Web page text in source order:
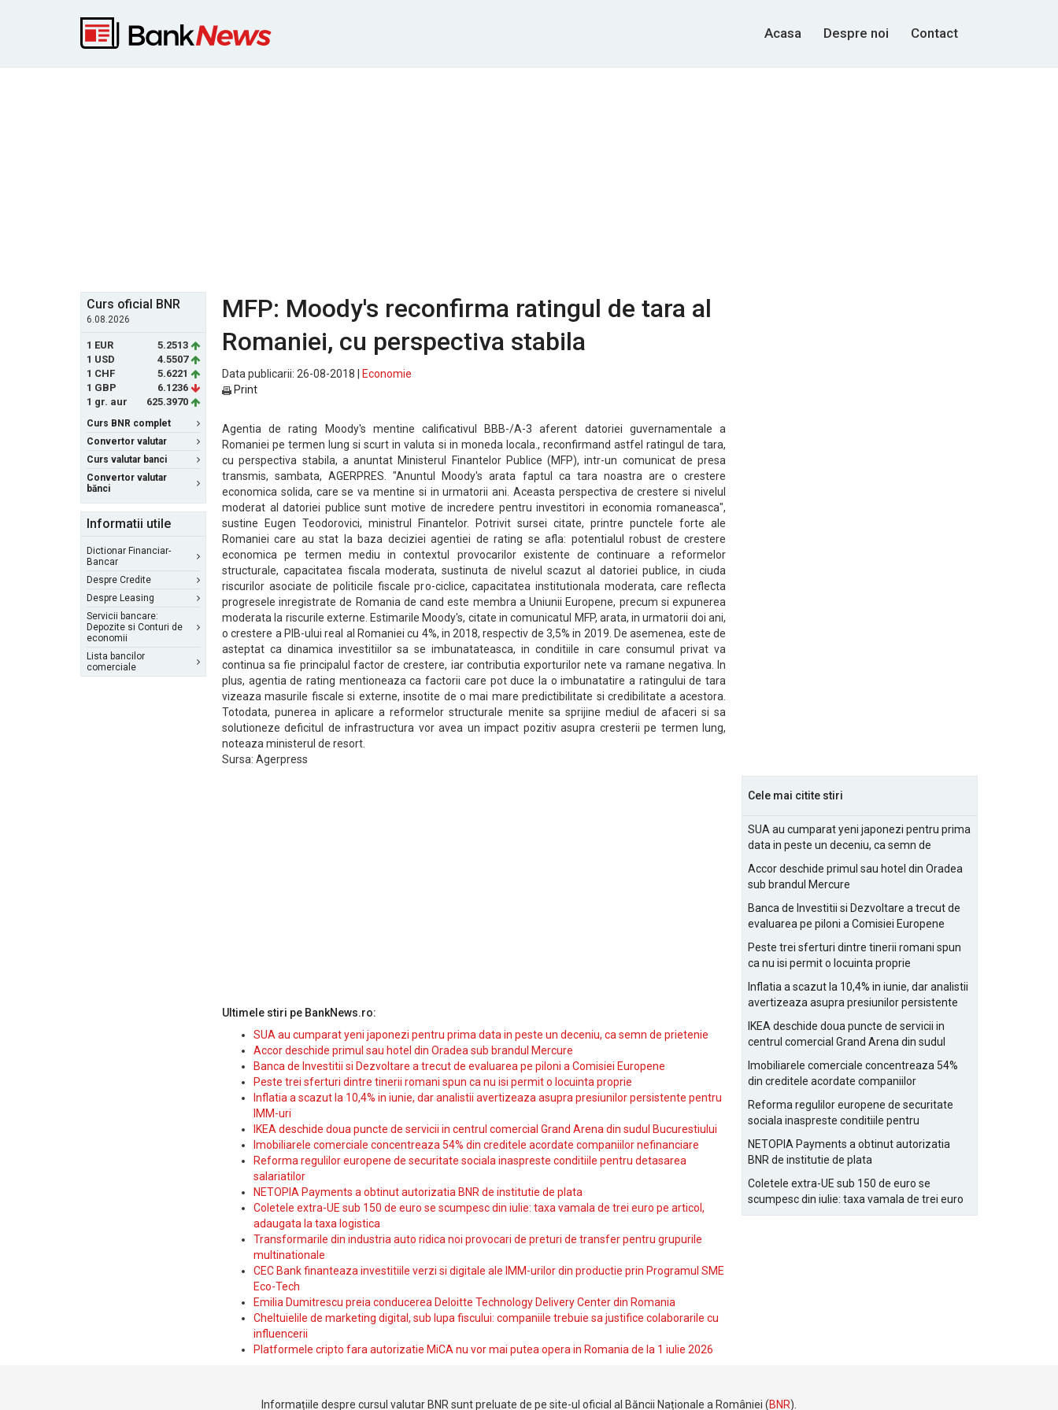
Acasa Despre noi Contact
Curs oficial BNR
6.08.2026
1 EUR
5.2513
1 USD
4.5507
1 CHF
5.6221
1 GBP
6.1236
1 gr. aur
625.3970
Curs BNR complet
Convertor valutar
Curs valutar banci
Convertor valutar
bănci
Informatii utile
Dictionar Financiar-
Bancar
Despre Credite
Despre Leasing
Servicii bancare:
Depozite si Conturi de
economii
Lista bancilor
comerciale
MFP: Moody's reconfirma ratingul de tara al
Romaniei, cu perspectiva stabila
Data publicarii: 26-08-2018 |
Economie
Print
Agentia de rating Moody's mentine calificativul BBB-/A-3 aferent datoriei guvernamentale a
Romaniei pe termen lung si scurt in valuta si in moneda locala., reconfirmand astfel ratingul de tara,
cu perspectiva stabila, a anuntat Ministerul Finantelor Publice (MFP), intr-un comunicat de presa
transmis, sambata, AGERPRES. "Anuntul Moody's arata faptul ca tara noastra are o crestere
economica solida, care se va mentine si in urmatorii ani. Aceasta perspectiva de crestere si nivelul
moderat al datoriei publice sunt motive de incredere pentru investitori in economia romaneasca",
sustine Eugen Teodorovici, ministrul Finantelor. Potrivit sursei citate, printre punctele forte ale
Romaniei care au stat la baza deciziei agentiei de rating se afla: potentialul robust de crestere
economica pe termen mediu in contextul provocarilor existente de continuare a reformelor
structurale, capacitatea fiscala moderata, sustinuta de nivelul scazut al datoriei publice, in ciuda
riscurilor asociate de politicile fiscale pro-ciclice, capacitatea institutionala moderata, care reflecta
progresele inregistrate de Romania de cand este membra a Uniunii Europene, precum si expunerea
moderata la riscurile externe. Estimarile Moody's, citate in comunicatul MFP, arata, in urmatorii doi ani,
o crestere a PIB-ului real al Romaniei cu 4%, in 2018, respectiv de 3,5% in 2019. De asemenea, este de
asteptat ca dinamica investitiilor sa se imbunatateasca, in conditiile in care consumul privat va
continua sa fie principalul factor de crestere, iar contributia exporturilor nete va ramane negativa. In
plus, agentia de rating mentioneaza ca factorii care pot duce la o imbunatatire a ratingului de tara
vizeaza masurile fiscale si externe, insotite de o mai mare predictibilitate si credibilitate a acestora.
Totodata, punerea in aplicare a reformelor structurale menite sa sprijine mediul de afaceri si sa
solutioneze deficitul de infrastructura vor avea un impact pozitiv asupra cresterii pe termen lung,
noteaza ministerul de resort.
Sursa: Agerpress
Ultimele stiri pe BankNews.ro:
SUA au cumparat yeni japonezi pentru prima data in peste un deceniu, ca semn de prietenie
Accor deschide primul sau hotel din Oradea sub brandul Mercure
Banca de Investitii si Dezvoltare a trecut de evaluarea pe piloni a Comisiei Europene
Peste trei sferturi dintre tinerii romani spun ca nu isi permit o locuinta proprie
Inflatia a scazut la 10,4% in iunie, dar analistii avertizeaza asupra presiunilor persistente pentru
IMM-uri
IKEA deschide doua puncte de servicii in centrul comercial Grand Arena din sudul Bucurestiului
Imobiliarele comerciale concentreaza 54% din creditele acordate companiilor nefinanciare
Reforma regulilor europene de securitate sociala inaspreste conditiile pentru detasarea
salariatilor
NETOPIA Payments a obtinut autorizatia BNR de institutie de plata
Coletele extra-UE sub 150 de euro se scumpesc din iulie: taxa vamala de trei euro pe articol,
adaugata la taxa logistica
Transformarile din industria auto ridica noi provocari de preturi de transfer pentru grupurile
multinationale
CEC Bank finanteaza investitiile verzi si digitale ale IMM-urilor din productie prin Programul SME
Eco-Tech
Emilia Dumitrescu preia conducerea Deloitte Technology Delivery Center din Romania
Cheltuielile de marketing digital, sub lupa fiscului: companiile trebuie sa justifice colaborarile cu
influencerii
Platformele cripto fara autorizatie MiCA nu vor mai putea opera in Romania de la 1 iulie 2026
Cele mai citite stiri
SUA au cumparat yeni japonezi pentru prima
data in peste un deceniu, ca semn de
Accor deschide primul sau hotel din Oradea
sub brandul Mercure
Banca de Investitii si Dezvoltare a trecut de
evaluarea pe piloni a Comisiei Europene
Peste trei sferturi dintre tinerii romani spun
ca nu isi permit o locuinta proprie
Inflatia a scazut la 10,4% in iunie, dar analistii
avertizeaza asupra presiunilor persistente
IKEA deschide doua puncte de servicii in
centrul comercial Grand Arena din sudul
Imobiliarele comerciale concentreaza 54%
din creditele acordate companiilor
Reforma regulilor europene de securitate
sociala inaspreste conditiile pentru
NETOPIA Payments a obtinut autorizatia
BNR de institutie de plata
Coletele extra-UE sub 150 de euro se
scumpesc din iulie: taxa vamala de trei euro
pe articol, adaugata la taxa logistica
Informațiile despre cursul valutar BNR sunt preluate de pe site-ul oficial al Băncii Naționale a României (BNR).